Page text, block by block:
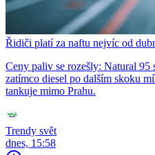
Řidiči platí za naftu nejvíc od
Ceny paliv se rozešly: Natural 95
zatímco diesel po dalším skoku
tankuje mimo Prahu.
Trendy svět
dnes, 15:58